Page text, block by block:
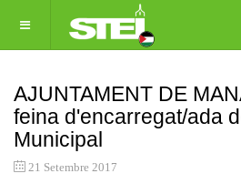
AJUNTAMENT DE
feina d'encarregat/ada
Municipal
21 Setembre 2017